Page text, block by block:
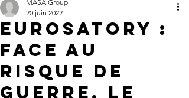
EUROSATORY :
FACE AU
RISQUE DE
GUERRE, LE
MASA Group
20 juin 2022